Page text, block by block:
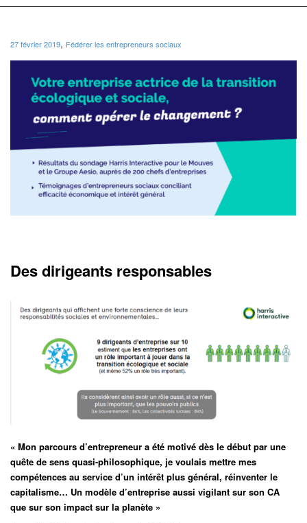
27 février 2019, Fédérer les entrepreneurs sociaux
Des dirigeants responsables
« Mon parcours d’entrepreneur a été motivé dès le début par une
quête de sens quasi-philosophique, je voulais mettre mes
compétences au service d’un intérêt plus général, réinventer le
capitalisme… Un modèle d’entreprise aussi vigilant sur son CA
que sur son impact sur la planète »